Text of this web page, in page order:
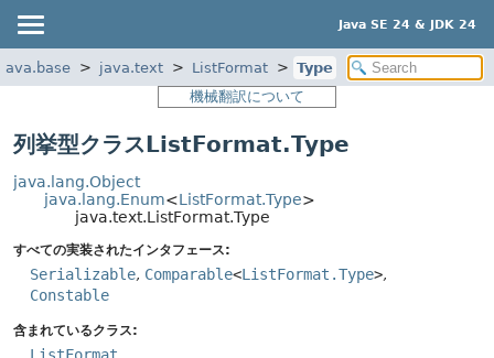
Java SE 24 & JDK 24
java.base java.text ListFormat
Type
機械翻訳について
列挙型クラスListFormat.Type
java.lang.Object
java.lang.Enum<ListFormat.Type>
java.text.ListFormat.Type
すべての実装されたインタフェース:
Serializable, Comparable<ListFormat.Type>,
Constable
含まれているクラス: